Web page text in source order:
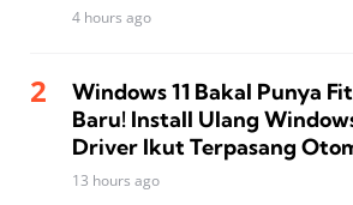
4 hours ago
Windows 11 Bakal Punya
Baru! Install Ulang
Driver Ikut Terpasang
13 hours ago